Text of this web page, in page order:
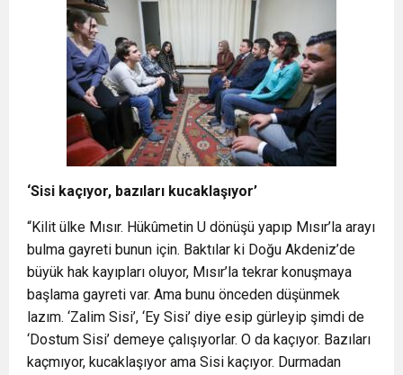
‘Sisi kaçıyor, bazıları kucaklaşıyor’
“Kilit ülke Mısır. Hükûmetin U dönüşü yapıp Mısır’la arayı
bulma gayreti bunun için. Baktılar ki Doğu Akdeniz’de
büyük hak kayıpları oluyor, Mısır’la tekrar konuşmaya
başlama gayreti var. Ama bunu önceden düşünmek
lazım. ‘Zalim Sisi’, ‘Ey Sisi’ diye esip gürleyip şimdi de
‘Dostum Sisi’ demeye çalışıyorlar. O da kaçıyor. Bazıları
kaçmıyor, kucaklaşıyor ama Sisi kaçıyor. Durmadan